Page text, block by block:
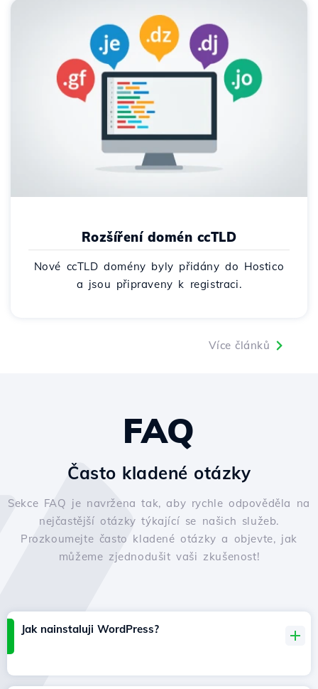
Rozšíření domén ccTLD
Nové ccTLD domény byly přidány do Hostico
a jsou připraveny k registraci.
Více článků
FAQ
Často kladené otázky
Sekce FAQ je navržena tak, aby rychle odpověděla na
nejčastější otázky týkající se našich služeb.
Prozkoumejte často kladené otázky a objevte, jak
můžeme zjednodušit vaši zkušenost!
Jak nainstaluji WordPress?